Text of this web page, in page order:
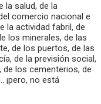
la salud, de la
comercio nacional e
la actividad fabril, de
los minerales, de las
de los puertos, de las
de la previsión social,
de los cementerios, de
¡pero, no está